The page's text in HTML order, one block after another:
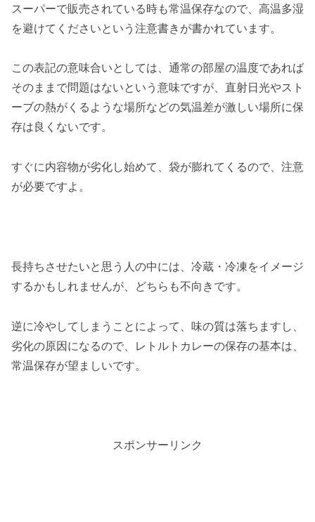
スーパーで販売されている時も常温保存なので、高温多湿
を避けてくださいという注意書きが書かれています。
この表記の意味合いとしては、通常の部屋の温度であれば
そのままで問題はないという意味ですが、直射日光やスト
ーブの熱がくるような場所などの気温差が激しい場所に保
存は良くないです。
すぐに内容物が劣化し始めて、袋が膨れてくるので、注意
が必要ですよ。
長持ちさせたいと思う人の中には、冷蔵・冷凍をイメージ
するかもしれませんが、どちらも不向きです。
逆に冷やしてしまうことによって、味の質は落ちますし、
劣化の原因になるので、レトルトカレーの保存の基本は、
常温保存が望ましいです。
スポンサーリンク